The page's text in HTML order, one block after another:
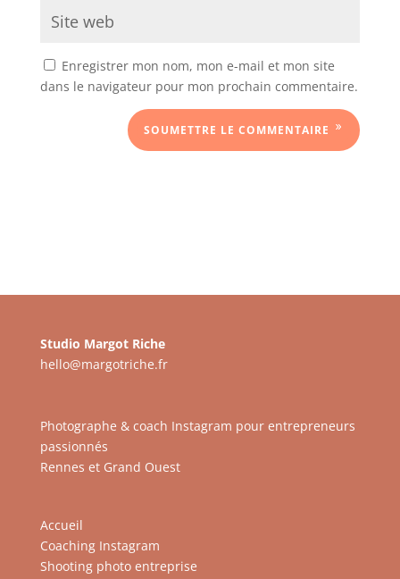
Enregistrer mon nom, mon e-mail et mon site
dans le navigateur pour mon prochain commentaire.
SOUMETTRE LE COMMENTAIRE
Studio Margot Riche
hello@margotriche.fr
Photographe & coach Instagram pour entrepreneurs
passionnés
Rennes et Grand Ouest
Accueil
Coaching Instagram
Shooting photo entreprise